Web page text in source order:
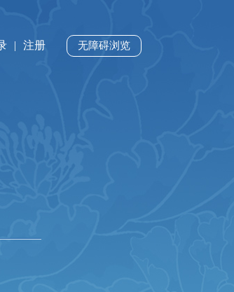
无障碍浏览
| 注册